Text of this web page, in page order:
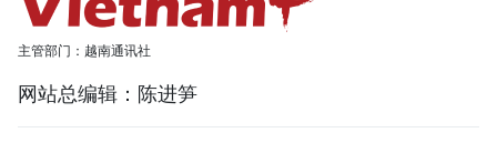
主管部门：越南通讯社
网站总编辑：陈进笋